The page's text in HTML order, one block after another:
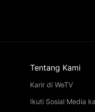
Tentang Kami
Karir di WeTV
Ikuti Sosial Media